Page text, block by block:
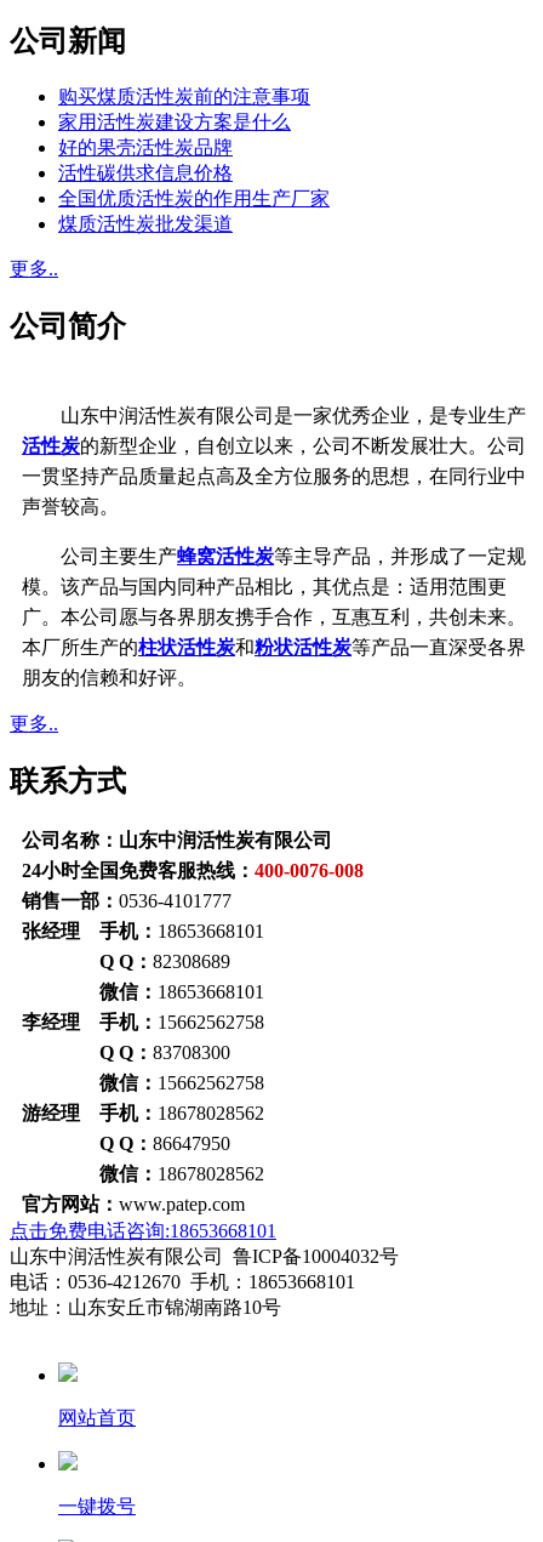
公司新闻
购买煤质活性炭前的注意事项
家用活性炭建设方案是什么
好的果壳活性炭品牌
活性碳供求信息价格
全国优质活性炭的作用生产厂家
煤质活性炭批发渠道
更多..
公司简介
山东中润活性炭有限公司是一家优秀企业，是专业生产
活性炭的新型企业，自创立以来，公司不断发展壮大。公司
一贯坚持产品质量起点高及全方位服务的思想，在同行业中
声誉较高。
公司主要生产蜂窝活性炭等主导产品，并形成了一定规
模。该产品与国内同种产品相比，其优点是：适用范围更
广。本公司愿与各界朋友携手合作，互惠互利，共创未来。
本厂所生产的柱状活性炭和粉状活性炭等产品一直深受各界
朋友的信赖和好评。
更多..
联系方式
公司名称：山东中润活性炭有限公司
24小时全国免费客服热线： 400-0076-008
销售一部： 0536-4101777
张经理 手机： 18653668101
Q Q： 82308689
微信： 18653668101
李经理 手机： 15662562758
Q Q： 83708300
微信： 15662562758
游经理 手机： 18678028562
Q Q： 86647950
微信： 18678028562
官方网站： www.patep.com
点击免费电话咨询:18653668101
山东中润活性炭有限公司 鲁ICP备10004032号
电话：0536-4212670 手机：18653668101
地址：山东安丘市锦湖南路10号
网站首页
一键拨号